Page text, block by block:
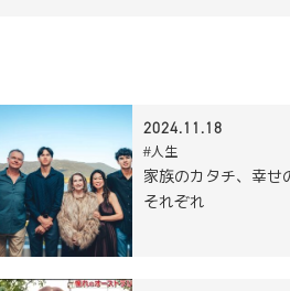
2024.11.18
#人生
家族のカタチ、幸せ
それぞれ